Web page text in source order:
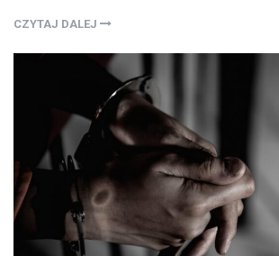
CZYTAJ DALEJ